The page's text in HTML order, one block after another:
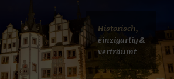
Historisch,
einzigartig &
verträumt